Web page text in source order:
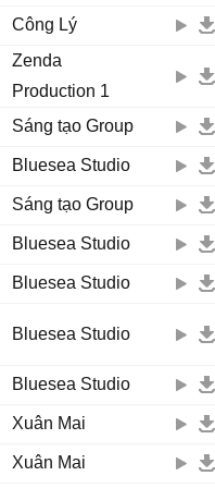
Công Lý
Zenda
Production 1
Sáng tạo Group
Bluesea Studio
Sáng tạo Group
Bluesea Studio
Bluesea Studio
Bluesea Studio
Bluesea Studio
Xuân Mai
Xuân Mai